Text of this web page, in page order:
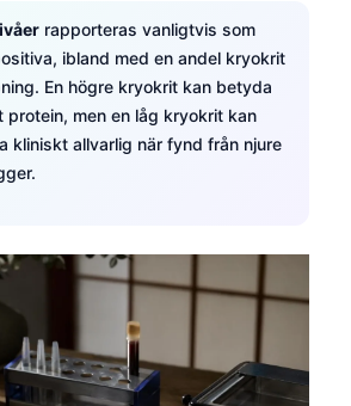
rapporteras vanligtvis som
ibland med en andel kryokrit
En högre kryokrit kan betyda
protein, men en låg kryokrit kan
kliniskt allvarlig när fynd från njure